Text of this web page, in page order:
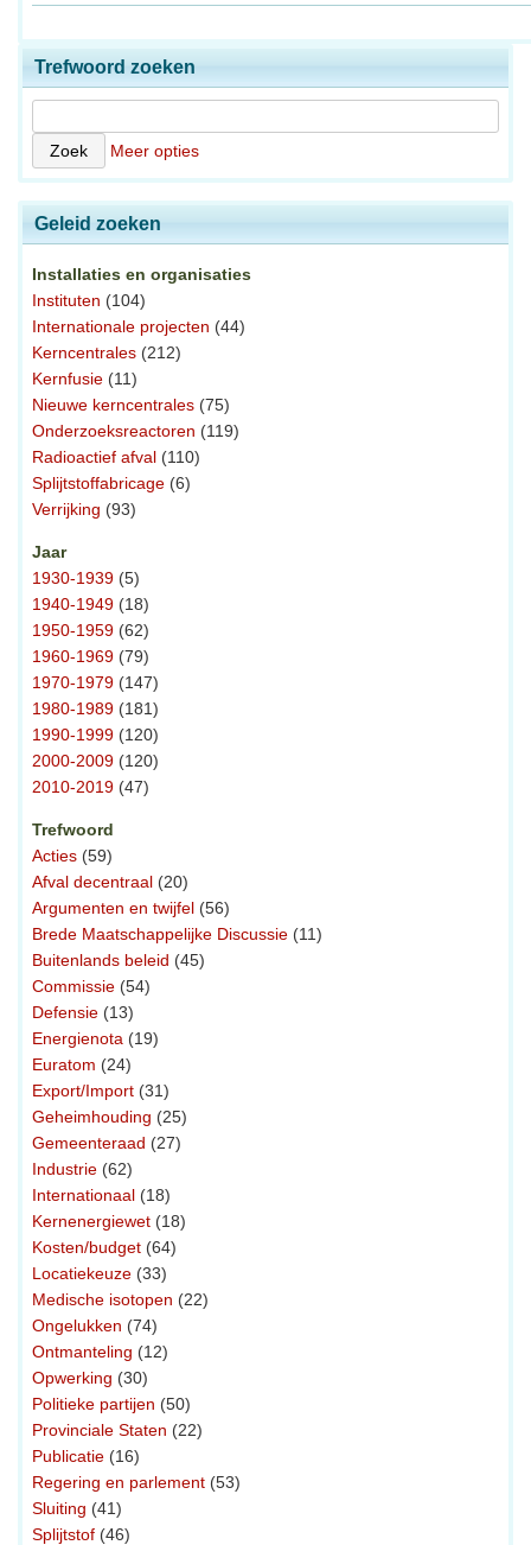
Trefwoord zoeken
Meer opties
Geleid zoeken
Installaties en organisaties
Instituten (104)
Internationale projecten (44)
Kerncentrales (212)
Kernfusie (11)
Nieuwe kerncentrales (75)
Onderzoeksreactoren (119)
Radioactief afval (110)
Splijtstoffabricage (6)
Verrijking (93)
Jaar
1930-1939 (5)
1940-1949 (18)
1950-1959 (62)
1960-1969 (79)
1970-1979 (147)
1980-1989 (181)
1990-1999 (120)
2000-2009 (120)
2010-2019 (47)
Trefwoord
Acties (59)
Afval decentraal (20)
Argumenten en twijfel (56)
Brede Maatschappelijke Discussie (11)
Buitenlands beleid (45)
Commissie (54)
Defensie (13)
Energienota (19)
Euratom (24)
Export/Import (31)
Geheimhouding (25)
Gemeenteraad (27)
Industrie (62)
Internationaal (18)
Kernenergiewet (18)
Kosten/budget (64)
Locatiekeuze (33)
Medische isotopen (22)
Ongelukken (74)
Ontmanteling (12)
Opwerking (30)
Politieke partijen (50)
Provinciale Staten (22)
Publicatie (16)
Regering en parlement (53)
Sluiting (41)
Splijtstof (46)